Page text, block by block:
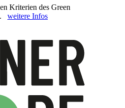
Kriterien des Green
weitere Infos